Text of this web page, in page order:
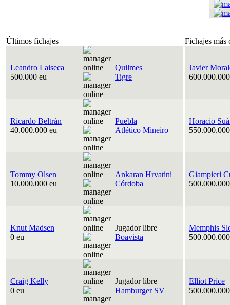
Últimos fichajes Fichajes más
Leandro Laiseca
500.000 eu
Quilmes
Tigre
Javier
Ricardo Beltrán
40.000.000 eu
Puebla
Atlético Mineiro
Horacio
Tommy Olsen
10.000.000 eu
Ankaran Hrvatini
Córdoba
Giampieri
Knut Madsen
0 eu
Jugador libre
Boavista
Memphis
Craig Kelly
0 eu
Jugador libre
Hamburger SV
Elliot Price